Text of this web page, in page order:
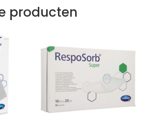
producten